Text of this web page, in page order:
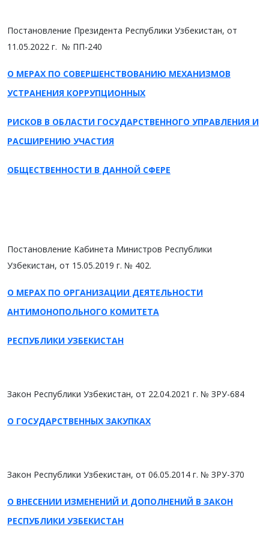
Постановление Президента Республики Узбекистан, от
11.05.2022 г. № ПП-240
О МЕРАХ ПО СОВЕРШЕНСТВОВАНИЮ МЕХАНИЗМОВ
УСТРАНЕНИЯ КОРРУПЦИОННЫХ
РИСКОВ В ОБЛАСТИ ГОСУДАРСТВЕННОГО УПРАВЛЕНИЯ И
РАСШИРЕНИЮ УЧАСТИЯ
ОБЩЕСТВЕННОСТИ В ДАННОЙ СФЕРЕ
Постановление Кабинета Министров Республики
Узбекистан, от 15.05.2019 г. № 402.
О МЕРАХ ПО ОРГАНИЗАЦИИ ДЕЯТЕЛЬНОСТИ
АНТИМОНОПОЛЬНОГО КОМИТЕТА
РЕСПУБЛИКИ УЗБЕКИСТАН
Закон Республики Узбекистан, от 22.04.2021 г. № ЗРУ-684
О ГОСУДАРСТВЕННЫХ ЗАКУПКАХ
Закон Республики Узбекистан, от 06.05.2014 г. № ЗРУ-370
О ВНЕСЕНИИ ИЗМЕНЕНИЙ И ДОПОЛНЕНИЙ В ЗАКОН
РЕСПУБЛИКИ УЗБЕКИСТАН